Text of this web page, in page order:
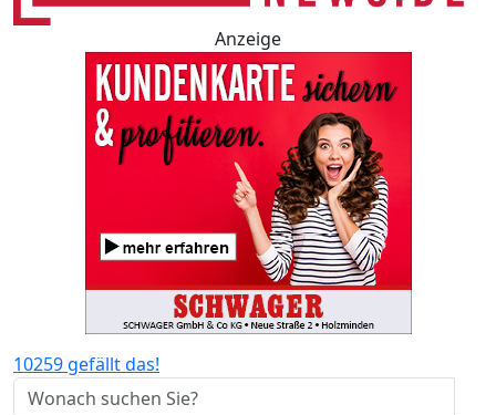
Anzeige
10259 gefällt das!